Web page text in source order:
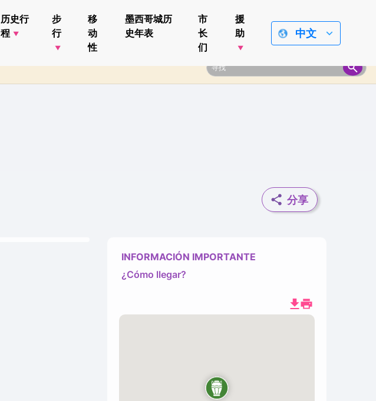
历史行
程
步
行
移
动
性
墨西哥城历
史年表
市
长
们
援
助
中文
分享
INFORMACIÓN IMPORTANTE
¿Cómo llegar?